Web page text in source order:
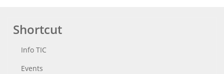
Shortcut
Info TIC
Events